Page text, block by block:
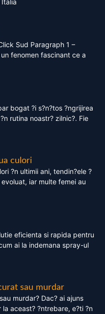
Sud Paragraph 1 –
fenomen fascinant ce a
bogat ?i s?n?tos ?ngrijirea
rutina noastr? zilnic?. Fie
culori
?n ultimii ani, tendin?ele ?
iar multe femei au
eficienta si rapida pentru
ai la indemana spray-ul
sau murdar
murdar? Dac? ai ajuns
aceast? ?ntrebare, e?ti ?n